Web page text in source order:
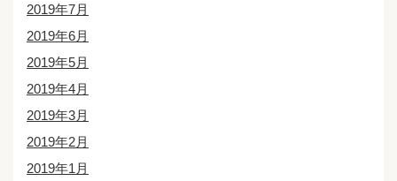
2019年7月
2019年6月
2019年5月
2019年4月
2019年3月
2019年2月
2019年1月